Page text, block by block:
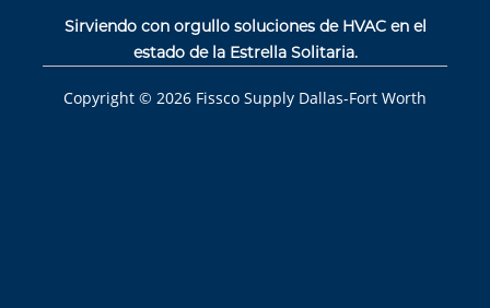
Sirviendo con orgullo soluciones de HVAC en el
estado de la Estrella Solitaria.
Copyright © 2026 Fissco Supply Dallas-Fort Worth